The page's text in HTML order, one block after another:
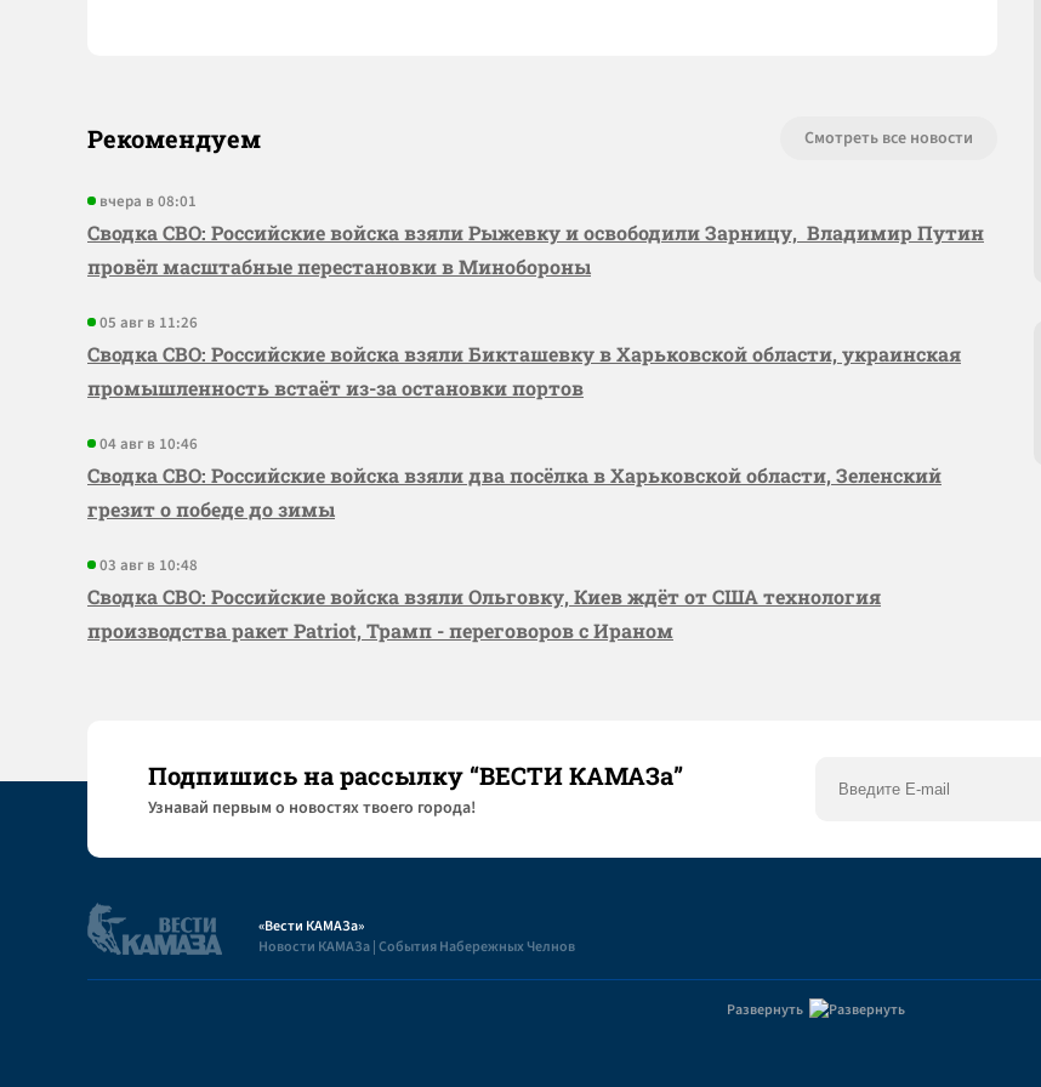
Рекомендуем Смотреть все новости
вчера в 08:01
Сводка СВО: Российские войска взяли Рыжевку и освободили Зарницу, Владимир Путин
провёл масштабные перестановки в Минобороны
05 авг в 11:26
Сводка СВО: Российские войска взяли Бикташевку в Харьковской области, украинская
промышленность встаёт из-за остановки портов
04 авг в 10:46
Сводка СВО: Российские войска взяли два посёлка в Харьковской области, Зеленский
грезит о победе до зимы
03 авг в 10:48
Сводка СВО: Российские войска взяли Ольговку, Киев ждёт от США технология
производства ракет Patriot, Трамп - переговоров с Ираном
Подпишись на рассылку “ВЕСТИ КАМАЗа”
Узнaвай первым о новостях твоего города!
«Вести КАМАЗа»
Новости КАМАЗа | События Набережных Челнов
Развернуть